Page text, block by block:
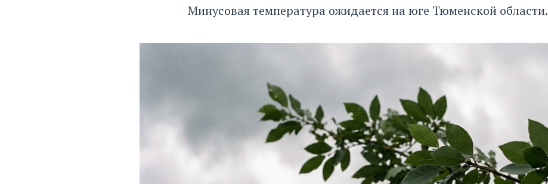
Минусовая температура ожидается на юге Тюменской области.